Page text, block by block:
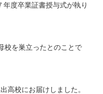
度卒業証書授与式が執り
校を巣立ったとのことで
高校にお届けしました。